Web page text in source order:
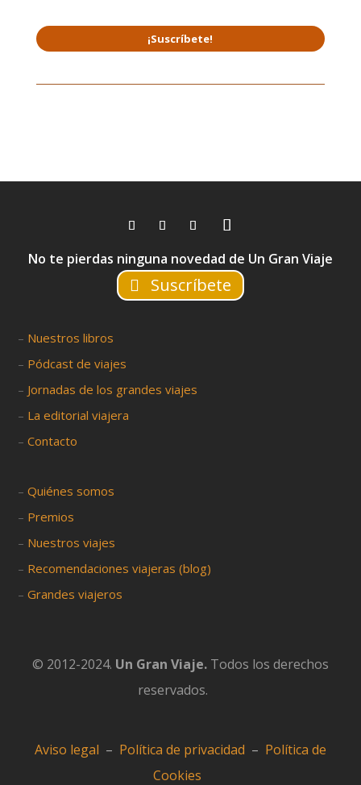
¡Suscríbete!
No te pierdas ninguna novedad de Un Gran Viaje
Suscríbete
– Nuestros libros
– Pódcast de viajes
– Jornadas de los grandes viajes
– La editorial viajera
–Contacto
–Quiénes somos
– Premios
– Nuestros viajes
– Recomendaciones viajeras (blog)
–Grandes viajeros
© 2012-2024. Un Gran Viaje. Todos los derechos
reservados.
Aviso legal – Política de privacidad – Política de
Cookies